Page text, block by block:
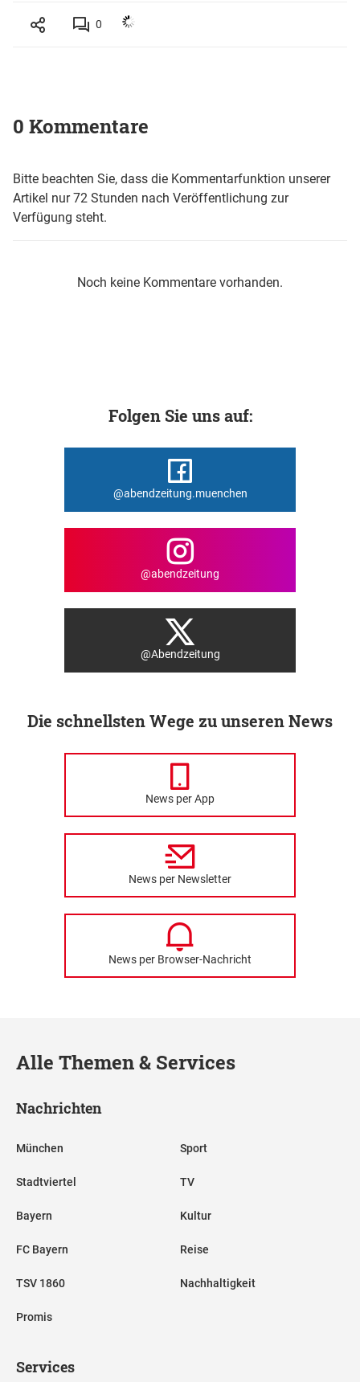
0
0 Kommentare
Bitte beachten Sie, dass die Kommentarfunktion unserer
Artikel nur 72 Stunden nach Veröffentlichung zur
Verfügung steht.
Noch keine Kommentare vorhanden.
Folgen Sie uns auf:
@abendzeitung.muenchen
@abendzeitung
@Abendzeitung
Die schnellsten Wege zu unseren News
News per App
News per Newsletter
News per Browser-Nachricht
Alle Themen & Services
Nachrichten
München
Stadtviertel
Bayern
FC Bayern
TSV 1860
Promis
Sport
TV
Kultur
Reise
Nachhaltigkeit
Services